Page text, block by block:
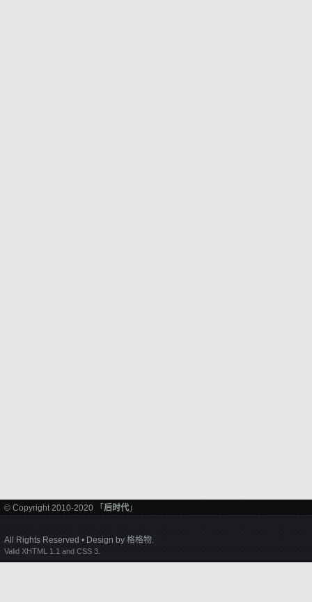
© Copyright 2010-2020 「 后时代 」
All Rights Reserved • Design by 格格物.
Valid XHTML 1.1 and CSS 3.